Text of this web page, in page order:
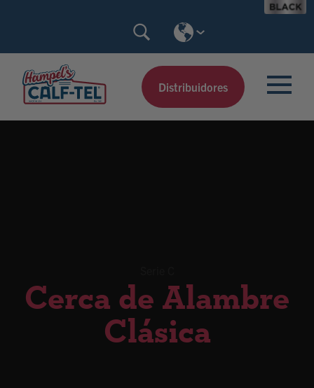
Distribuidores
Cerca de Alambre
Clásica